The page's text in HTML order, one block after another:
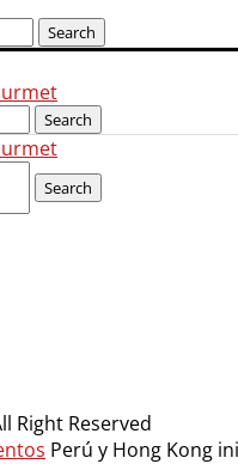
Search
Right Reserved
Perú y Hong Kong